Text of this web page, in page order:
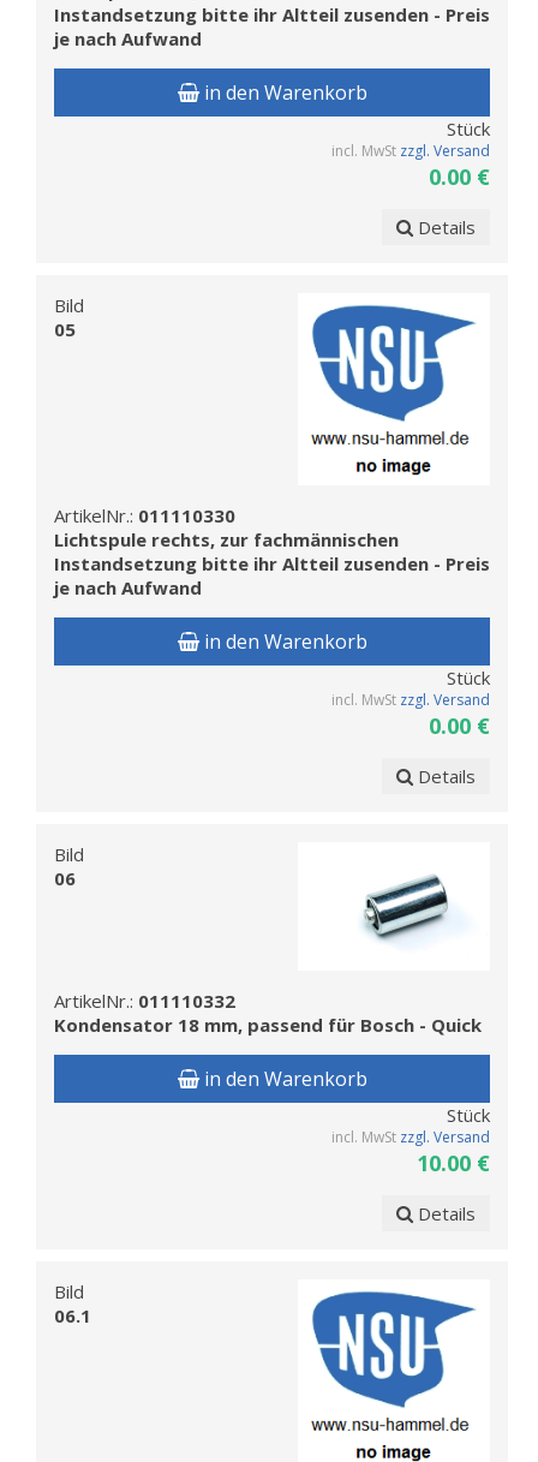
Instandsetzung bitte ihr Altteil zusenden - Preis
je nach Aufwand
in den Warenkorb
Stück
incl. MwSt zzgl. Versand
0.00 €
Details
Bild
05
ArtikelNr.: 011110330
Lichtspule rechts, zur fachmännischen
Instandsetzung bitte ihr Altteil zusenden - Preis
je nach Aufwand
in den Warenkorb
Stück
incl. MwSt zzgl. Versand
0.00 €
Details
Bild
06
ArtikelNr.: 011110332
Kondensator 18 mm, passend für Bosch - Quick
in den Warenkorb
Stück
incl. MwSt zzgl. Versand
10.00 €
Details
Bild
06.1